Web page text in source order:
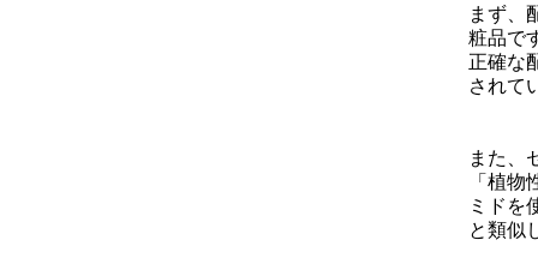
まず、
粧品で
正確な
されて
また、
「植
ミドを
と類似